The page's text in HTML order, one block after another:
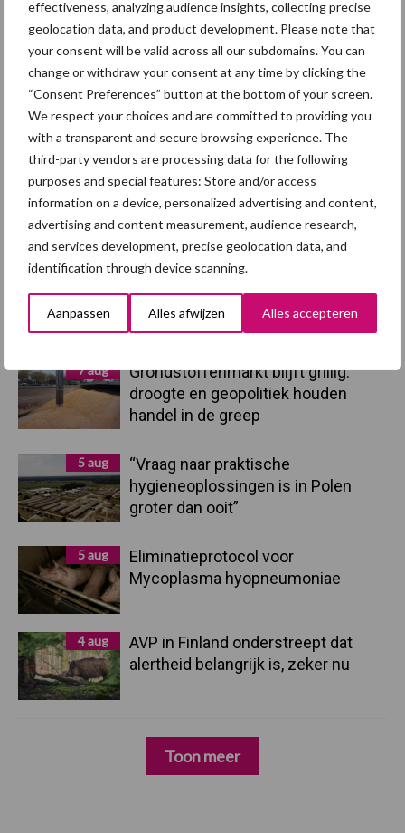
effectiveness, analyzing audience insights, collecting precise
geolocation data, and product development. Please note that
your consent will be valid across all our subdomains. You can
change or withdraw your consent at any time by clicking the
“Consent Preferences” button at the bottom of your screen.
We respect your choices and are committed to providing you
with a transparent and secure browsing experience. The
third-party vendors are processing data for the following
purposes and special features: Store and/or access
information on a device, personalized advertising and content,
advertising and content measurement, audience research,
and services development, precise geolocation data, and
identification through device scanning.
Aanpassen Alles afwijzen Alles accepteren
Primaire
Sidebar
Recent nieuws Partner nieuws
afzetcrisis in het najaar
7 aug
Grondstoffenmarkt blijft grillig:
droogte en geopolitiek houden
handel in de greep
5 aug
“Vraag naar praktische
hygieneoplossingen is in Polen
groter dan ooit”
5 aug
Eliminatieprotocol voor
Mycoplasma hyopneumoniae
4 aug
AVP in Finland onderstreept dat
alertheid belangrijk is, zeker nu
Toon meer
Afrikaanse
varkenspest
Brachyspira
Toon meer